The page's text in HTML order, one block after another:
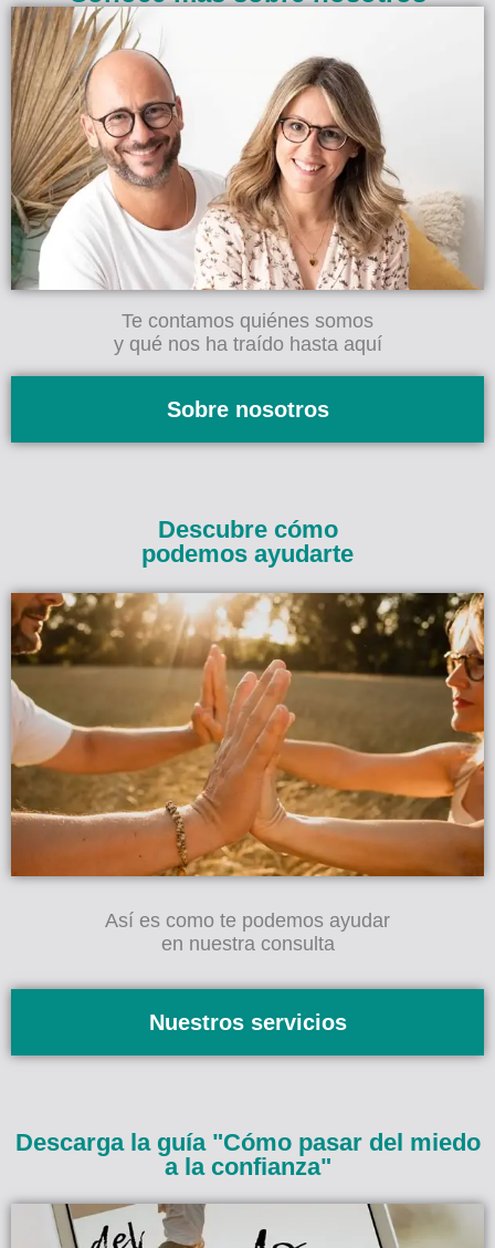
Te contamos quiénes somos
y qué nos ha traído hasta aquí
Sobre nosotros
Descubre cómo
podemos ayudarte
Así es como te podemos ayudar
en nuestra consulta
Nuestros servicios
Descarga la guía "Cómo pasar del miedo
a la confianza"